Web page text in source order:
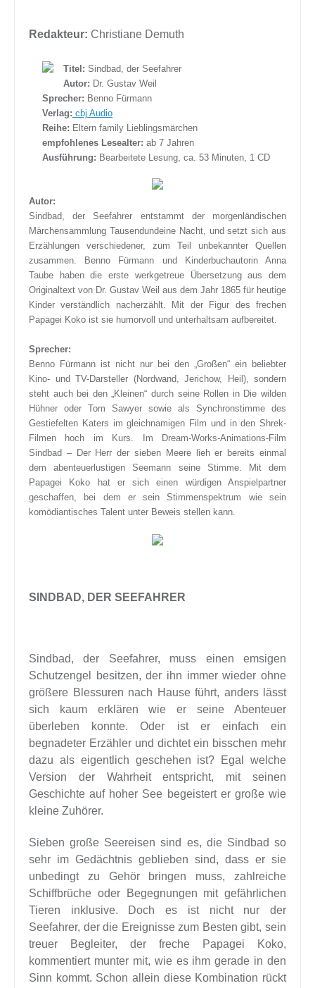
Redakteur: Christiane Demuth
Titel: Sindbad, der Seefahrer
Autor: Dr. Gustav Weil
Sprecher: Benno Fürmann
Verlag: cbj Audio
Reihe: Eltern family Lieblingsmärchen
empfohlenes Lesealter: ab 7 Jahren
Ausführung: Bearbeitete Lesung, ca. 53 Minuten, 1 CD
Autor:
Sindbad, der Seefahrer entstammt der morgenländischen
Märchensammlung Tausendundeine Nacht, und setzt sich aus
Erzählungen verschiedener, zum Teil unbekannter Quellen
zusammen. Benno Fürmann und Kinderbuchautorin Anna
Taube haben die erste werkgetreue Übersetzung aus dem
Originaltext von Dr. Gustav Weil aus dem Jahr 1865 für heutige
Kinder verständlich nacherzählt. Mit der Figur des frechen
Papagei Koko ist sie humorvoll und unterhaltsam aufbereitet.
Sprecher:
Benno Fürmann ist nicht nur bei den „Großen“ ein beliebter
Kino- und TV-Darsteller (Nordwand, Jerichow, Heil), sondern
steht auch bei den „Kleinen“ durch seine Rollen in Die wilden
Hühner oder Tom Sawyer sowie als Synchronstimme des
Gestiefelten Katers im gleichnamigen Film und in den Shrek-
Filmen hoch im Kurs. Im Dream-Works-Animations-Film
Sindbad – Der Herr der sieben Meere lieh er bereits einmal
dem abenteuerlustigen Seemann seine Stimme. Mit dem
Papagei Koko hat er sich einen würdigen Anspielpartner
geschaffen, bei dem er sein Stimmenspektrum wie sein
komödiantisches Talent unter Beweis stellen kann.
SINDBAD, DER SEEFAHRER
Sindbad, der Seefahrer, muss einen emsigen
Schutzengel besitzen, der ihn immer wieder ohne
größere Blessuren nach Hause führt, anders lässt
sich kaum erklären wie er seine Abenteuer
überleben konnte. Oder ist er einfach ein
begnadeter Erzähler und dichtet ein bisschen mehr
dazu als eigentlich geschehen ist? Egal welche
Version der Wahrheit entspricht, mit seinen
Geschichte auf hoher See begeistert er große wie
kleine Zuhörer.
Sieben große Seereisen sind es, die Sindbad so
sehr im Gedächtnis geblieben sind, dass er sie
unbedingt zu Gehör bringen muss, zahlreiche
Schiffbrüche oder Begegnungen mit gefährlichen
Tieren inklusive. Doch es ist nicht nur der
Seefahrer, der die Ereignisse zum Besten gibt, sein
treuer Begleiter, der freche Papagei Koko,
kommentiert munter mit, wie es ihm gerade in den
Sinn kommt. Schon allein diese Kombination rückt